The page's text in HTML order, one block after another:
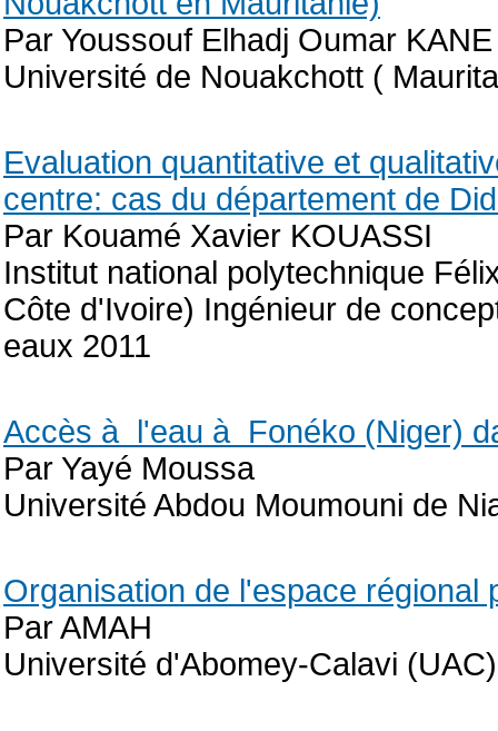
Par Youssouf Elhadj Oumar KANE
Université de Nouakchott (
Evaluation quantitative et
centre: cas du département de
Par Kouamé Xavier KOUASSI
Institut national polytechnique
Côte d'Ivoire) Ingénieur de
eaux 2011
Accès à l'eau à Fonéko (Niger)
Par Yayé Moussa
Université Abdou Moumouni de
Organisation de l'espace régional
Par AMAH
Université d'Abomey-Calavi